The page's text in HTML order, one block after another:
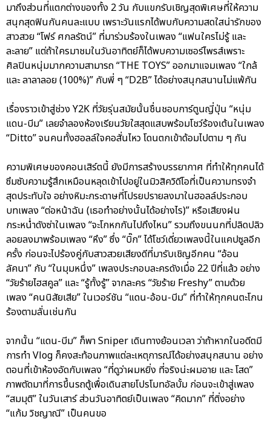
มาถึงส่วนที่แตกต่างของทั้ง 2 วัน กับแขกรับเชิญสุดพิเศษที่ให้ความ
สนุกสุดฟินกันคนละแบบ เพราะวันแรกได้พบกับความสดใสน่ารักของ
สาวสวย “โฟร์ ศกลรัตน์” ที่มาร่วมร้องในเพลง “แฟนใครไม่รู้ และ
ละลาย” แต่ถ้าใครมาชมในวันอาทิตย์ก็ได้พบความเซอร์ไพรส์เพราะ
ศิลปินหนุ่มมากความสามารถ “THE TOYS” ออกมาแจมเพลง “ใกล้
และ ลาลาลอย (100%)” กับพี่ ๆ “D2B” ได้อย่างสนุกสนานไม่แพ้กัน
เรื่องราวเข้าสู่ช่วง Y2K ที่วัยรุ่นสมัยนั้นชื่นชอบการ์ตูนญี่ปุ่น “หนุ่ม
แดน-บีม” เลยจำลองห้องเรียนวัยใสสุดแสบพร้อมโชว์ร้องเต้นในเพลง
“Ditto” จนคนทั้งฮอลล์ใจคอสั่นไหว โดนตกเข้าด้อมไปตาม ๆ กัน
ความพิเศษของคอนเสิร์ตนี้ ยังมีการสร้างบรรยากาศ ที่ทำให้ทุกคนได้
ซึมซับความรู้สึกเหมือนหลุดเข้าไปอยู่ในมิวสิควิดีโอที่เป็นความทรงจำ
สุดประทับใจ อย่างหิมะกระดาษที่โปรยปรายลงมาในฮอลล์ประกอบ
บทเพลง “ต่อหน้าฉัน (เธอทำอย่างนั้นได้อย่างไร)” หรือเสียงฝน
กระหน่ำดังซ่าในเพลง “จะโกหกกันไปถึงไหน” รวมถึงขนนกที่ปลิดปลิว
ลอยลงมาพร้อมเพลง “หึง” ซึ่ง “บิ๊ก” ได้โชว์เดี่ยวเพลงนี้ในแคปซูลอีก
ครั้ง ก่อนจะไปร้องคู่กับสาวสวยเสียงดีที่มารับเชิญอีกคน “อ้อน
ลัคนา” กับ “ในมุมหนึ่ง” เพลงประกอบละครดังเมื่อ 22 ปีที่แล้ว อย่าง
“วัยร้ายไฮสคูล” และ “รู้ทั้งรู้” จากละคร “วัยร้าย Freshy” ตามด้วย
เพลง “คนนิสัยเสีย” ในเวอร์ชัน “แดน-อ้อน-บีม” ที่ทำให้ทุกคนตะโกน
ร้องตามลั่นเช่นกัน
จากนั้น “แดน-บีม” ก็พา Sniper เดินทางย้อนเวลา ว่าถ้าหากในอดีตมี
การทำ Vlog ก็คงสะท้อนภาพแต่ละเหตุการณ์ได้อย่างสนุกสนาน อย่าง
ตอนที่เข้าห้องอัดกับเพลง “ที่ดูว่าผมหยิ่ง ที่จริงน่ะผมอาย และ โสด”
ภาพตัดมาที่การขึ้นรถตู้เพื่อเดินสายโปรโมทอัลบั้ม ก่อนจะเข้าสู่เพลง
“สมมุติ” ในวันเสาร์ ส่วนวันอาทิตย์เป็นเพลง “คิดมาก” ที่ติ่งอย่าง
“แก้ม วิชญาณี” เป็นคนขอ